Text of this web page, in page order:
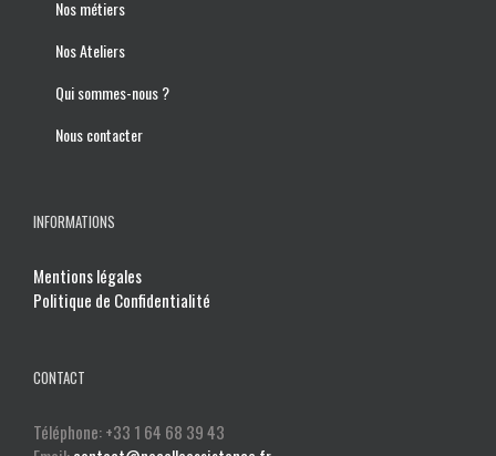
Nos métiers
Nos Ateliers
Qui sommes-nous ?
Nous contacter
INFORMATIONS
Mentions légales
Politique de Confidentialité
CONTACT
Téléphone: +33 1 64 68 39 43